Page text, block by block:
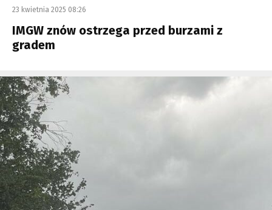
23 kwietnia 2025 08:26
IMGW znów ostrzega przed burzami z
gradem